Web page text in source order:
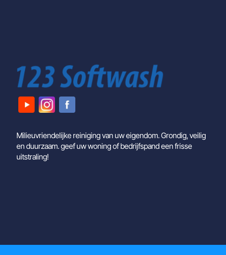
Milieuvriendelijke reiniging van uw eigendom. Grondig, veilig
en duurzaam. geef uw woning of bedrijfspand een frisse
uitstraling!